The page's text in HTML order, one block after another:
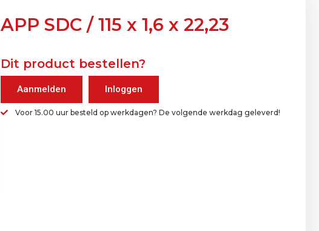
APP SDC / 115 x 1,6 x 22,23
Dit product bestellen?
Aanmelden Inloggen
Voor 15.00 uur besteld op werkdagen? De volgende werkdag geleverd!